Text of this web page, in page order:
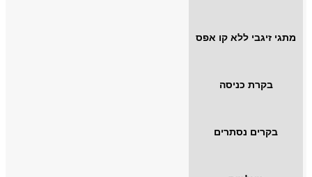
מתגי זיגבי ללא קו אפס
בקרת כניסה
בקרים נסתרים